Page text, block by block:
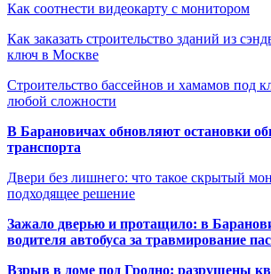
Как соотнести видеокарту с монитором
Как заказать строительство зданий из
ключ в Москве
Строительство бассейнов и хамамов под
любой сложности
В Барановичах обновляют остановки
транспорта
Двери без лишнего: что такое скрытый
подходящее решение
Зажало дверью и протащило: в
водителя автобуса за травмирование
Взрыв в доме под Гродно: разрушены